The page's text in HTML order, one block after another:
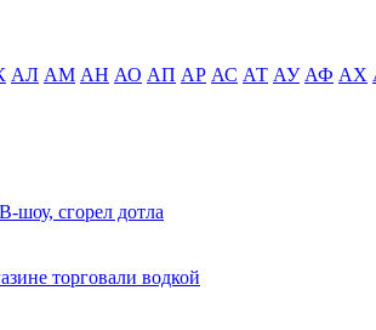
АЛ АМ АН АО АП АР АС АТ АУ АФ АХ
шоу, сгорел дотла
торговали водкой